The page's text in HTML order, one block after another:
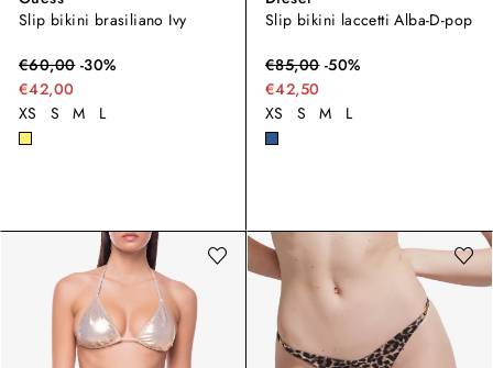
Slip bikini brasiliano Ivy
€60,00-30%
€42,00
XS
S M L
Slip bikini laccetti Alba-D-pop
€85,00-50%
€42,50
XS
S M L